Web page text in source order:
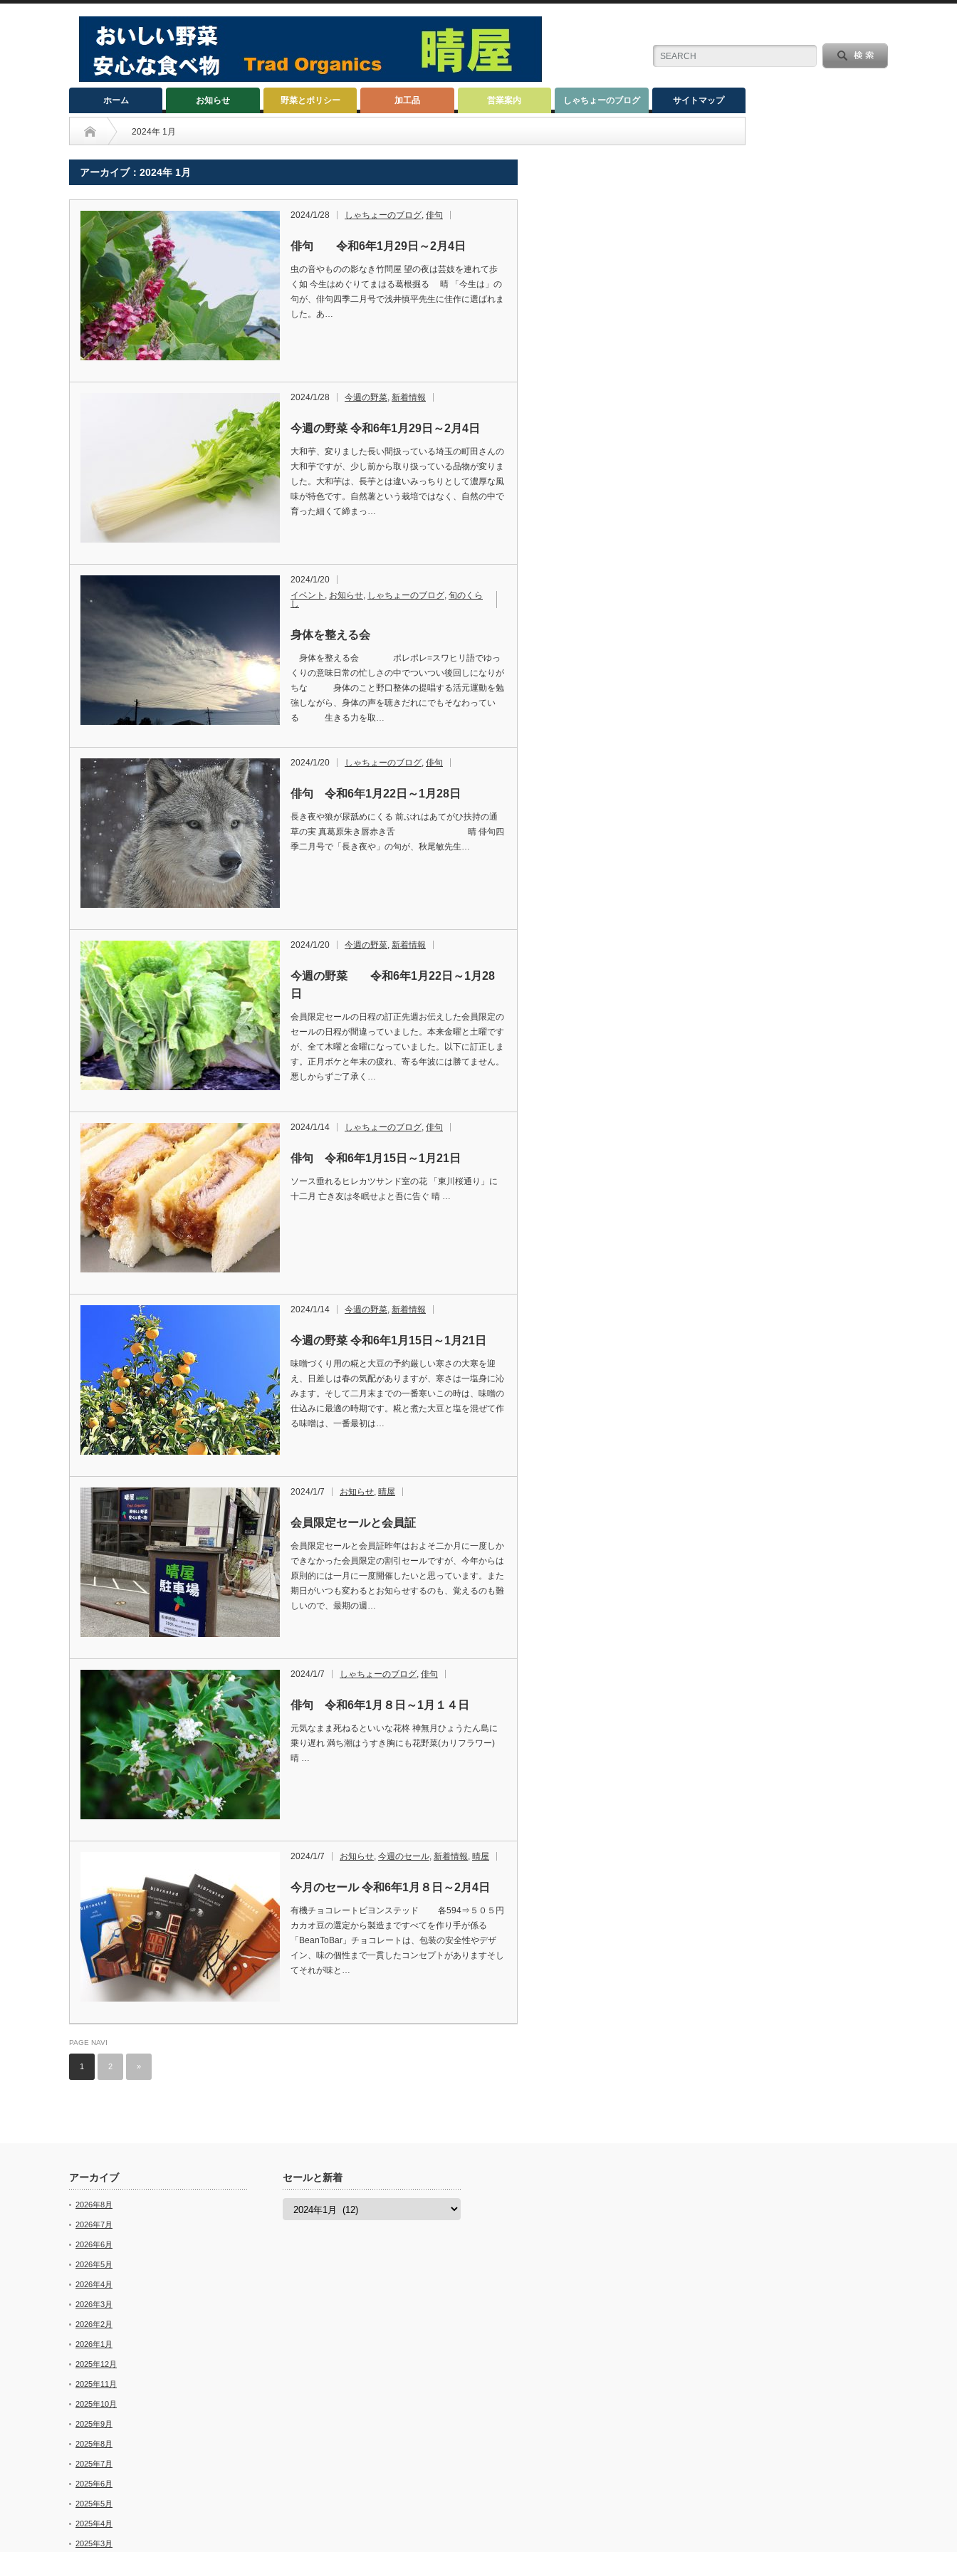
ホーム お知らせ 野菜とポリシー 加工品 営業案内 しゃちょーのブログ サイトマップ
2024年 1月
アーカイブ：2024年 1月
2024/1/28 しゃちょーのブログ, 俳句
俳句 令和6年1月29日～2月4日
虫の音やものの影なき竹問屋 望の夜は芸妓を連れて歩
く如 今生はめぐりてまはる葛根掘る 晴 「今生は」の
句が、俳句四季二月号で浅井慎平先生に佳作に選ばれま
した。あ…
2024/1/28 今週の野菜, 新着情報
今週の野菜 令和6年1月29日～2月4日
大和芋、変りました長い間扱っている埼玉の町田さんの
大和芋ですが、少し前から取り扱っている品物が変りま
した。大和芋は、長芋とは違いみっちりとして濃厚な風
味が特色です。自然薯という栽培ではなく、自然の中で
育った細くて締まっ…
2024/1/20
イベント , お知らせ, しゃちょーのブログ, 旬のくら
し
身体を整える会
身体を整える会 ポレポレ=スワヒリ語でゆっ
くりの意味日常の忙しさの中でついつい後回しになりが
ちな 身体のこと野口整体の提唱する活元運動を勉
強しながら、身体の声を聴きだれにでもそなわってい
る 生きる力を取…
2024/1/20 しゃちょーのブログ, 俳句
俳句 令和6年1月22日～1月28日
長き夜や狼が尿舐めにくる 前ぶれはあてがひ扶持の通
草の実 真葛原朱き唇赤き舌 晴 俳句四
季二月号で「長き夜や」の句が、秋尾敏先生…
2024/1/20 今週の野菜, 新着情報
今週の野菜 令和6年1月22日～1月28
日
会員限定セールの日程の訂正先週お伝えした会員限定の
セールの日程が間違っていました。本来金曜と土曜です
が、全て木曜と金曜になっていました。以下に訂正しま
す。正月ボケと年末の疲れ、寄る年波には勝てません。
悪しからずご了承く…
2024/1/14 しゃちょーのブログ, 俳句
俳句 令和6年1月15日～1月21日
ソース垂れるヒレカツサンド室の花 「東川桜通り」に
十二月 亡き友は冬眠せよと吾に告ぐ 晴 …
2024/1/14 今週の野菜, 新着情報
今週の野菜 令和6年1月15日～1月21日
味噌づくり用の糀と大豆の予約厳しい寒さの大寒を迎
え、日差しは春の気配がありますが、寒さは一塩身に沁
みます。そして二月末までの一番寒いこの時は、味噌の
仕込みに最適の時期です。糀と煮た大豆と塩を混ぜて作
る味噌は、一番最初は…
2024/1/7 お知らせ, 晴屋
会員限定セールと会員証
会員限定セールと会員証昨年はおよそ二か月に一度しか
できなかった会員限定の割引セールですが、今年からは
原則的には一月に一度開催したいと思っています。また
期日がいつも変わるとお知らせするのも、覚えるのも難
しいので、最期の週…
2024/1/7 しゃちょーのブログ, 俳句
俳句 令和6年1月８日～1月１４日
元気なまま死ねるといいな花柊 神無月ひょうたん島に
乗り遅れ 満ち潮はうすき胸にも花野菜(カリフラワー)
晴 …
2024/1/7 お知らせ, 今週のセール, 新着情報, 晴屋
今月のセール 令和6年1月８日～2月4日
有機チョコレートビヨンステッド 各594⇒５０５円
カカオ豆の選定から製造まですべてを作り手が係る
「BeanToBar」チョコレートは、包装の安全性やデザ
イン、味の個性まで一貫したコンセプトがありますそし
てそれが味と…
PAGE NAVI
1 2 »
アーカイブ
2026年8月
2026年7月
2026年6月
2026年5月
2026年4月
2026年3月
2026年2月
2026年1月
2025年12月
2025年11月
2025年10月
2025年9月
2025年8月
2025年7月
2025年6月
2025年5月
2025年4月
2025年3月
セールと新着
セ